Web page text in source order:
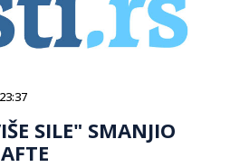
SILE" SMANJIO